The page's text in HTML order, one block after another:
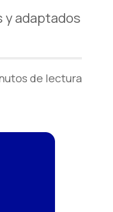
y adaptados
de lectura